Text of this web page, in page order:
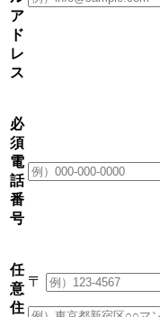
ア
ド
レ
ス
必
須
電
話
番
号
任
意
住
〒